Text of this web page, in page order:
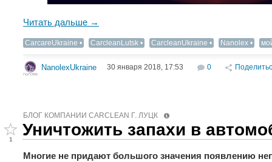
Читать дальше →
CarcareUkraine CarcleanLutsk CarcleanUkraine Nanolex
NanolexUkraine 30 января 2018, 17:53 0
БЛОГ КОМПАНИИ СARCLEAN Г. ЛУЦК
1
Уничтожить запахи в
Многие не придают большого значения появлению